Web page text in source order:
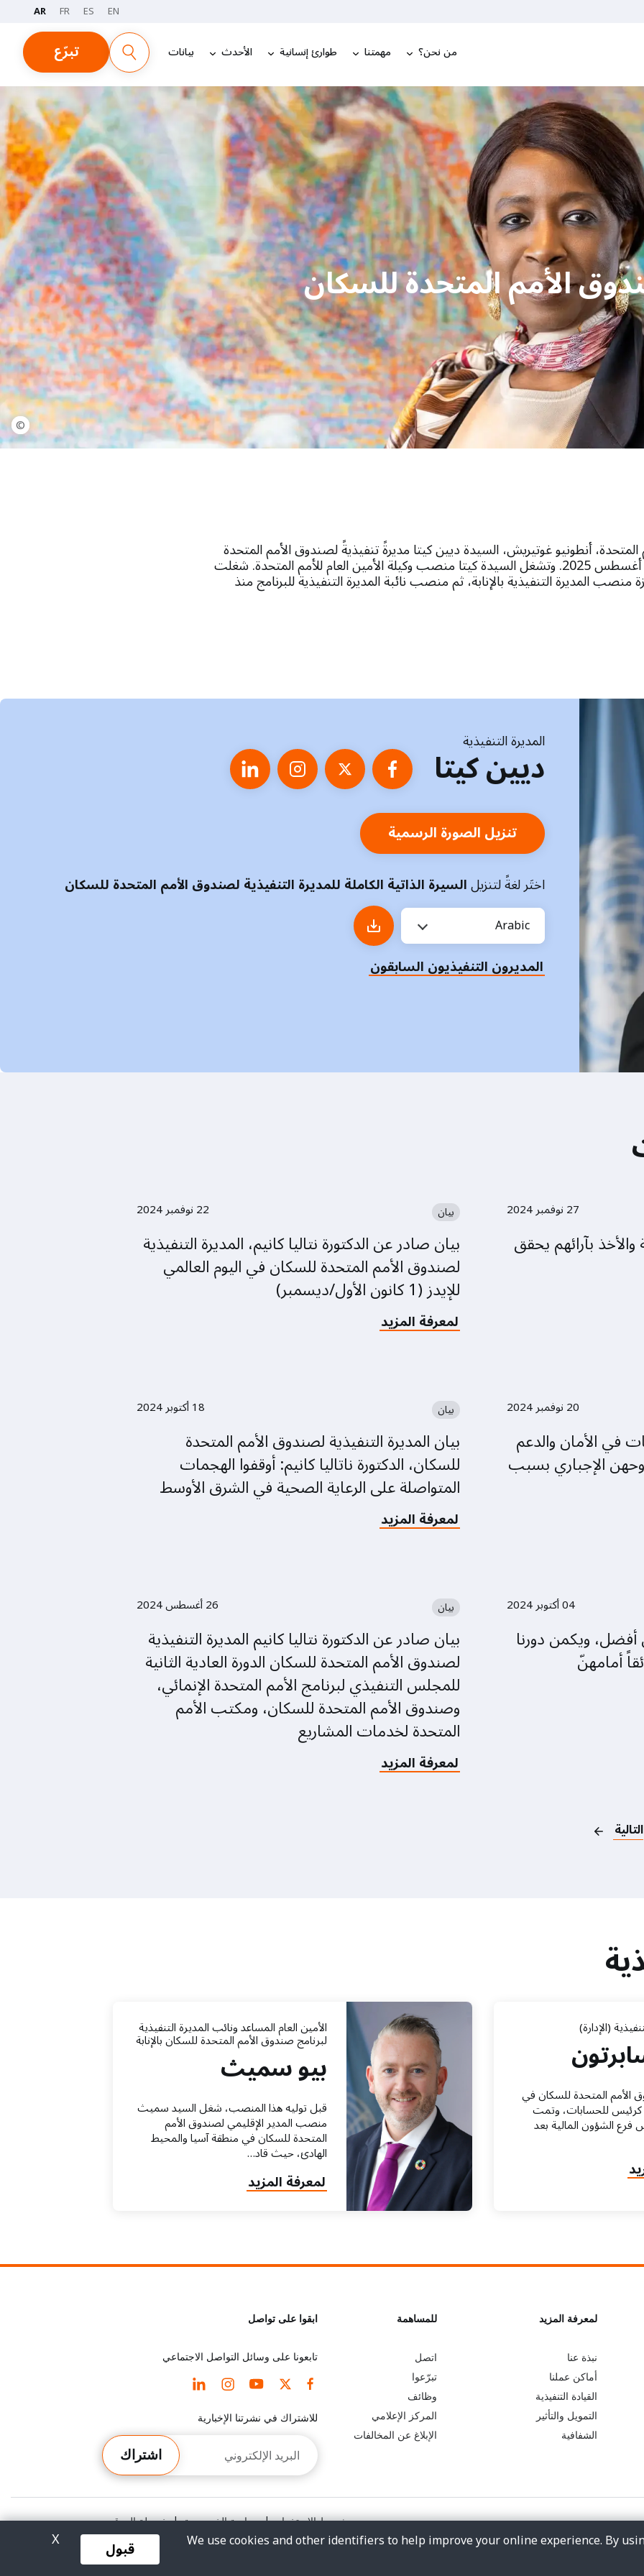
EN
ES
FR
AR
من نحن؟ مهمتنا طوارئ إنسانية الأحدث بيانات تبرّع
الأمم المتحدة للسكان
©
المتحدة، أنطونيو غوتيريش، السيدة ديين كيتا مديرةً تنفيذيةً لصندوق الأمم المتحدة
للسكان اعتبارًا من 29 أغسطس 2025. وتشغل السيدة كيتا منصب وكيلة الأمين العام للأمم المتحدة. شغلت
منصب المديرة التنفيذية بالإنابة، ثم منصب نائبة المديرة التنفيذية للبرنامج منذ
المديرة التنفيذية
ديين كيتا
تنزيل الصورة الرسمية
اختَر لغةً لتنزيلالسيرة الذاتية الكاملة للمديرة التنفيذية لصندوق الأمم المتحدة للسكان
Arabic
المديرون التنفيذيون السابقون
27 نوفمبر 2024
بآرائهم يحقق
بيان 22 نوفمبر 2024
بيان صادر عن الدكتورة نتاليا كانيم، المديرة التنفيذية
لصندوق الأمم المتحدة للسكان في اليوم العالمي
للإيدز (1 كانون الأول/ديسمبر)
لمعرفة المزيد
about
بيان
نتاليا
كانيم،
المديرة
التنفيذية
لصندوق
الأمم
المتحدة
للسكان
في
كانون
الأول/
ديسمبر)
20 نوفمبر 2024
في الأمان والدعم
الإجباري بسبب
بيان 18 أكتوبر 2024
بيان المديرة التنفيذية لصندوق الأمم المتحدة
للسكان، الدكتورة ناتاليا كانيم: أوقفوا الهجمات
المتواصلة على الرعاية الصحية في الشرق الأوسط
لمعرفة المزيد
about
بيان
الأمم
المتحدة
للسكان،
الدكتورة
ناتاليا
كانيم:
أوقفوا
الهجمات
المتواصلة
على
الرعاية
الصحية
04 أكتوبر 2024
ويكمن دورنا
أمامهنّ
بيان 26 أغسطس 2024
بيان صادر عن الدكتورة نتاليا كانيم المديرة التنفيذية
لصندوق الأمم المتحدة للسكان الدورة العادية الثانية
للمجلس التنفيذي لبرنامج الأمم المتحدة الإنمائي،
وصندوق الأمم المتحدة للسكان، ومكتب الأمم
المتحدة لخدمات المشاريع
لمعرفة المزيد
about
بيان
الثانية
للمجلس
التنفيذي
لبرنامج
الأمم
المتحدة
الإنمائي،
وصندوق
الأمم
المتحدة
للسكان،
ومكتب
الأمم
المتحدة
التالية
(الإدارة)
الأمم المتحدة للسكان في
أيار/مايو 2009 كرئيس للحسابات، وتمت
فرع الشؤون المالية بعد
الأمين العام المساعد ونائب المديرة التنفيذية
لبرنامج صندوق الأمم المتحدة للسكان بالإنابة
بيو سميث
قبل توليه هذا المنصب، شغل السيد سميث
منصب المدير الإقليمي لصندوق الأمم
المتحدة للسكان في منطقة آسيا والمحيط
الهادئ، حيث قاد…
لمعرفة المزيد
about
بيو
L
e
a
r
m
o
لمعرفة المزيد
نبذة عنا
أماكن عملنا
القيادة التنفيذية
التمويل والتأثير
الشفافية
G
o
b
e
o
n
للمساهمة
اتصل
تبرّعوا
وظائف
المركز الإعلامي
الإبلاغ عن المخالفات
ابقوا على تواصل
تابعونا على وسائل التواصل الاجتماعي
للاشتراك في نشرتنا الإخبارية
الإلكتروني
اشتراك
شروط الاستخدام | سياسة الخصوصية | خريطة الموقع
We use cookies and other identifiers to help improve your online experience. By قبول X